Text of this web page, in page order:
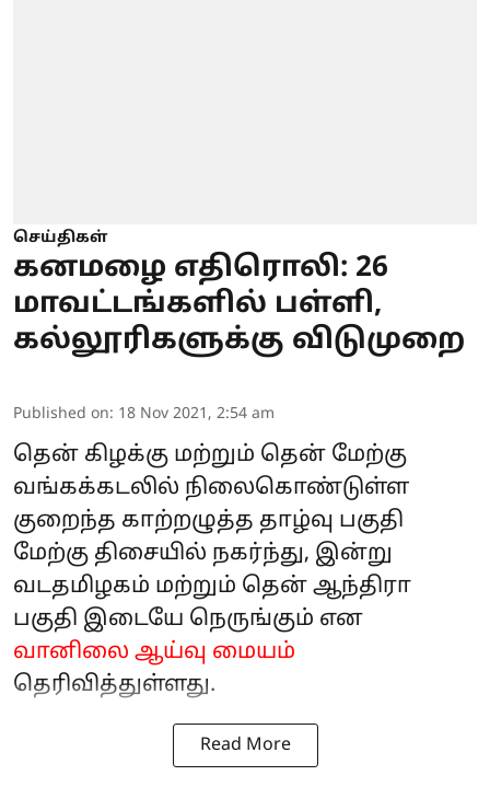
செய்திகள்
கனமழை எதிரொலி: 26
மாவட்டங்களில் பள்ளி,
கல்லூரிகளுக்கு விடுமுறை
Published on: 18 Nov 2021, 2:54 am
தென் கிழக்கு மற்றும் தென் மேற்கு
வங்கக்கடலில் நிலைகொண்டுள்ள
குறைந்த காற்றழுத்த தாழ்வு பகுதி
மேற்கு திசையில் நகர்ந்து, இன்று
வடதமிழகம் மற்றும் தென் ஆந்திரா
பகுதி இடையே நெருங்கும் என
வானிலை ஆய்வு மையம்
தெரிவித்துள்ளது.
Read More